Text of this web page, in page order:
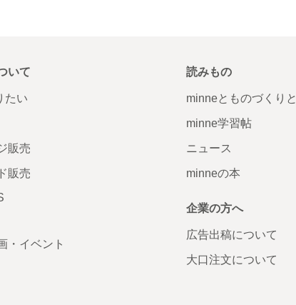
いて
たい
販売
販売
・イベント
読みもの
minneとものづくりと
minne学習帖
ニュース
minneの本
企業の方へ
広告出稿について
大口注文について